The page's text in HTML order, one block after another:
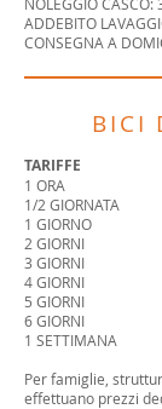
ADDEBITO
CONSEGNA A
BICI
TARIFFE
1 ORA
1/2
1 GIORNO
2 GIORNI
3 GIORNI
4 GIORNI €
5 GIORNI €
6 GIORNI €
1 SETTIMANA
Per famiglie,
effettuano prezzi